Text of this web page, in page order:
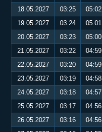
18.05.2027
03:25 05:02
19.05.2027
03:24 05:01
20.05.2027
03:23 05:00
21.05.2027
03:22 04:59
22.05.2027
03:20 04:59
23.05.2027
03:19 04:58
24.05.2027
03:18 04:57
25.05.2027
03:17 04:56
26.05.2027
03:16 04:56